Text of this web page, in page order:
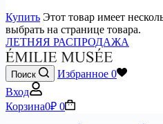
Купить Этот товар имеет
выбрать на странице товара.
ЛЕТНЯЯ РАСПРОДАЖА
Поиск Избранное 0
Вход
Корзина0₽ 0